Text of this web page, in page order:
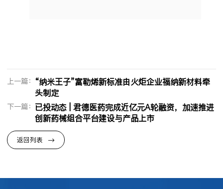
上一篇： “纳米王子”富勒烯新标准由火炬企业福纳新材料牵
头制定
下一篇： 已投动态 | 君德医药完成近亿元A轮融资，加速推进
创新药械组合平台建设与产品上市
返回列表